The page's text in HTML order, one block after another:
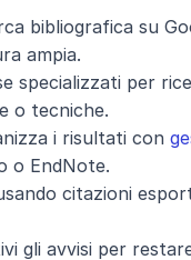
bibliografica su
ampia.
specializzati per
o tecniche.
i risultati con
o EndNote.
citazioni
gli avvisi per